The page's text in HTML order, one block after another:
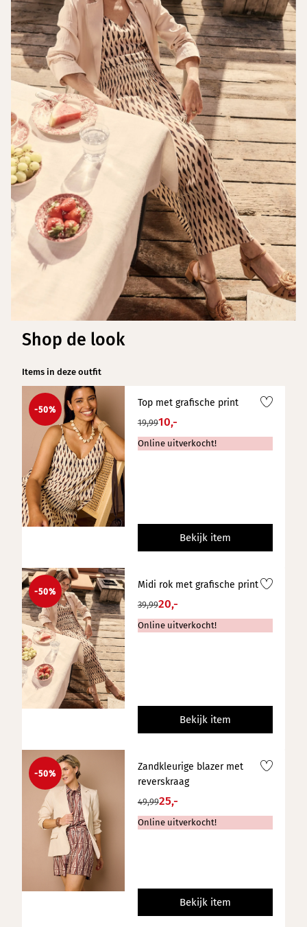
Shop de look
Items in deze outfit
-50%
Top met grafische print
19,9910,-
Online uitverkocht!
Bekijk item
-50%
Midi rok met grafische print
39,9920,-
Online uitverkocht!
Bekijk item
-50%
Zandkleurige blazer met
reverskraag
49,9925,-
Online uitverkocht!
Bekijk item